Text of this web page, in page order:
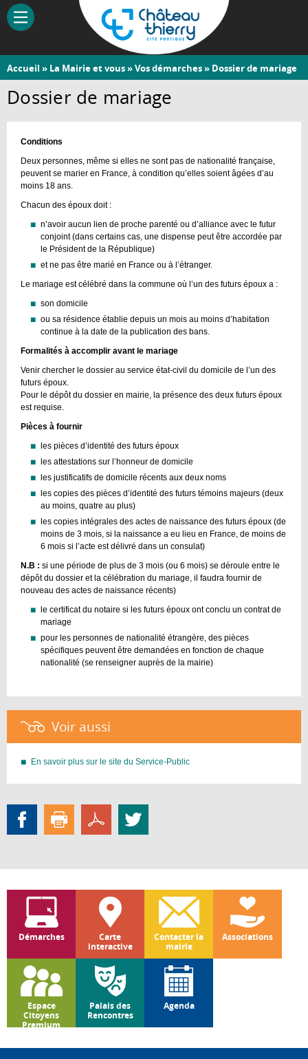
Aller
contenu
Château-
Thierry
Vous
êtes
ici
Accueil » La Mairie et vous»Vos démarches» Dossier de mariage
Dossier de mariage
Conditions
Deux personnes, même si elles ne sont pas de nationalité française,
peuvent se marier en France, à condition qu’elles soient âgées d’au
moins 18 ans.
Chacun des époux doit :
n’avoir aucun lien de proche parenté ou d’alliance avec le futur
conjoint (dans certains cas, une dispense peut être accordée par
le Président de la République)
et ne pas être marié en France ou à l’étranger.
Le mariage est célébré dans la commune où l’un des futurs époux a :
son domicile
ou sa résidence établie depuis un mois au moins d’habitation
continue à la date de la publication des bans.
Formalités à accomplir avant le mariage
Venir chercher le dossier au service état-civil du domicile de l’un des
futurs époux.
Pour le dépôt du dossier en mairie, la présence des deux futurs époux
est requise.
Pièces à fournir
les pièces d’identité des futurs époux
les attestations sur l’honneur de domicile
les justificatifs de domicile récents aux deux noms
les copies des pièces d’identité des futurs témoins majeurs (deux
au moins, quatre au plus)
les copies intégrales des actes de naissance des futurs époux (de
moins de 3 mois, si la naissance a eu lieu en France, de moins de
6 mois si l’acte est délivré dans un consulat)
N.B : si une période de plus de 3 mois (ou 6 mois) se déroule entre le
dépôt du dossier et la célébration du mariage, il faudra fournir de
nouveau des actes de naissance récents)
le certificat du notaire si les futurs époux ont conclu un contrat de
mariage
pour les personnes de nationalité étrangère, des pièces
spécifiques peuvent être demandées en fonction de chaque
nationalité (se renseigner auprès de la mairie)
Voir aussi :
En savoir plus sur le site du Service-Public
Démarches
Carte
interactive
Contacter la
mairie
Associations
Espace
Citoyens
Premium
Palais des
Rencontres
Agenda